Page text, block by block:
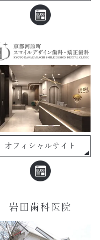
オフィシャルサイト
岩田歯科医院